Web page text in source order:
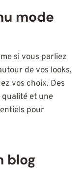
mode
si vous parliez
de vos looks,
vos choix. Des
et une
pour
blog